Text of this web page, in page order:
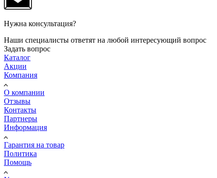
Нужна консультация?
Наши специалисты ответят на любой интересующий вопрос
Задать вопрос
Каталог
Акции
Компания
О компании
Отзывы
Контакты
Партнеры
Информация
Гарантия на товар
Политика
Помощь